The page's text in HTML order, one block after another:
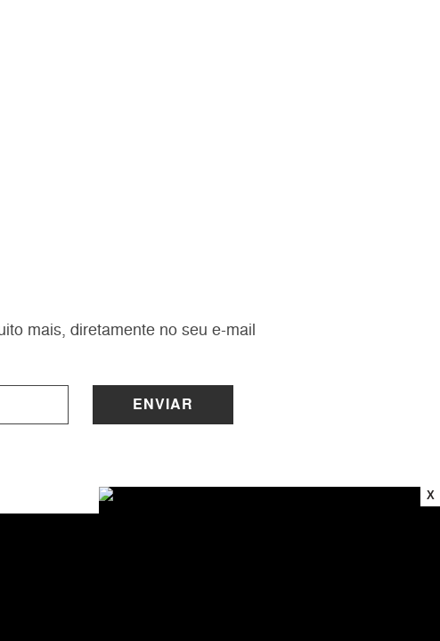
mais, diretamente no seu e-mail
ENVIAR
X